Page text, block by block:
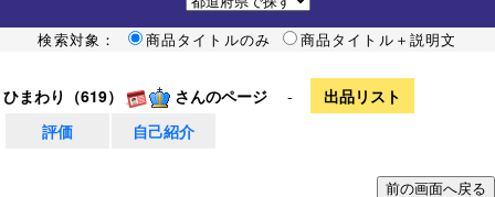
検索対象： 商品タイトルのみ 商品タイトル＋説明文
ひまわり（619） さんのページ -
出品リスト
評価
自己紹介